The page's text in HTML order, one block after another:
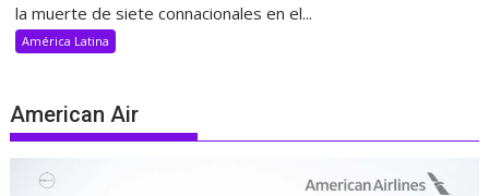
la muerte de siete connacionales en el...
América Latina
American Air